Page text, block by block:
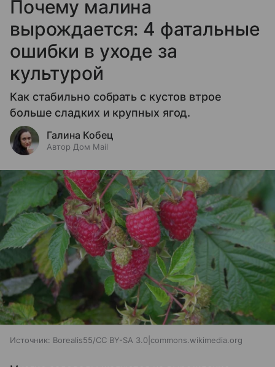
Почему малина
вырождается: 4 фатальные
ошибки в уходе за
культурой
Как стабильно собрать с кустов втрое
больше сладких и крупных ягод.
Галина Кобец
Автор Дом Mail
Источник: Borealis55/CC BY-SA 3.0|commons.wikimedia.org